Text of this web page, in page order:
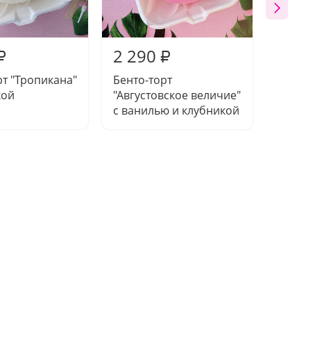
"Тропикана"
2 290 ₽
Бенто-торт
"Августовское величие"
с ванилью и клубникой